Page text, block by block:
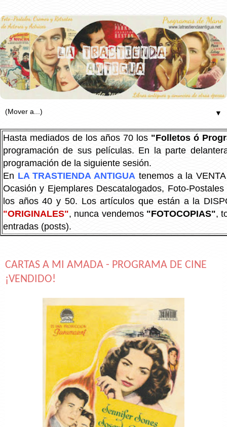
▼
Hasta mediados de los años 70 los "Folletos ó
programación de sus películas. En la parte
programación de la siguiente sesión.
En LA TRASTIENDA ANTIGUA tenemos a la
Ocasión y Ejemplares Descatalogados, Foto-
los años 40 y 50. Los artículos que están a la
"ORIGINALES", nunca vendemos "FOTOCOPIAS",
entradas (posts).
CARTAS A MI AMADA - PROGRAMA DE CINE
¡VENDIDO!